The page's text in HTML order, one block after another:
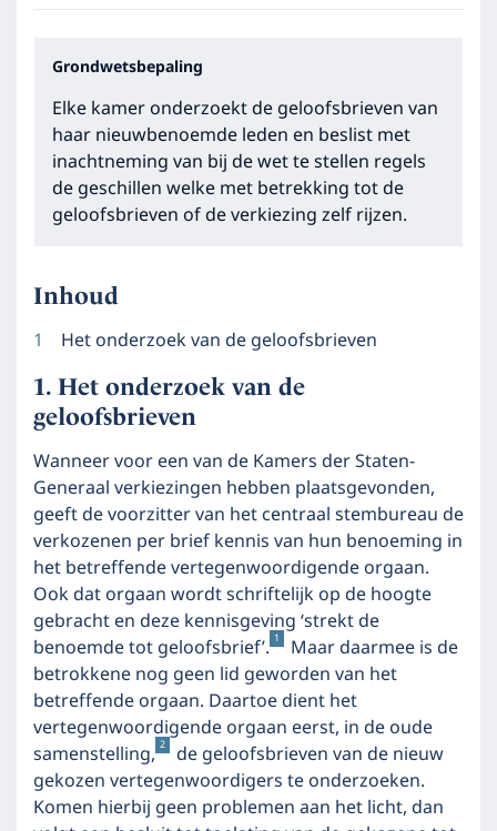
Grondwetsbepaling
Elke kamer onderzoekt de geloofsbrieven van
haar nieuwbenoemde leden en beslist met
inachtneming van bij de wet te stellen regels
de geschillen welke met betrekking tot de
geloofsbrieven of de verkiezing zelf rijzen.
Inhoud
Het onderzoek van de geloofsbrieven
Het onderzoek van de
geloofsbrieven
Wanneer voor een van de Kamers der Staten-
Generaal verkiezingen hebben plaatsgevonden,
geeft de voorzitter van het centraal stembureau de
verkozenen per brief kennis van hun benoeming in
het betreffende vertegenwoordigende orgaan.
Ook dat orgaan wordt schriftelijk op de hoogte
gebracht en deze kennisgeving ‘strekt de
benoemde tot geloofsbrief’. 1
Maar daarmee is de
betrokkene nog geen lid geworden van het
betreffende orgaan. Daartoe dient het
vertegenwoordigende orgaan eerst, in de oude
samenstelling, 2
de geloofsbrieven van de nieuw
gekozen vertegenwoordigers te onderzoeken.
Komen hierbij geen problemen aan het licht, dan